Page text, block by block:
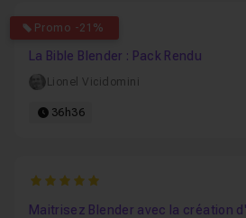
Promo -21%
5
La Bible Blender : Pack Rendu
Lionel Vicidomini
36h36
5
Maitrisez Blender avec la création